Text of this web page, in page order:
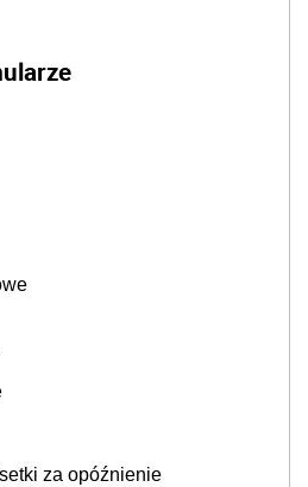
za opóźnienie